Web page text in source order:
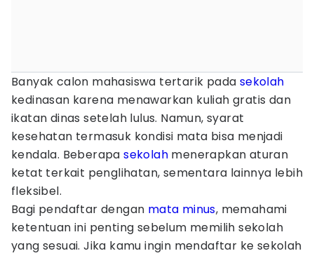
Banyak calon mahasiswa tertarik pada sekolah
kedinasan karena menawarkan kuliah gratis dan
ikatan dinas setelah lulus. Namun, syarat
kesehatan termasuk kondisi mata bisa menjadi
kendala. Beberapasekolah menerapkan aturan
ketat terkait penglihatan, sementara lainnya lebih
fleksibel.
Bagi pendaftar dengan mata minus, memahami
ketentuan ini penting sebelum memilih sekolah
yang sesuai. Jika kamu ingin mendaftar ke sekolah